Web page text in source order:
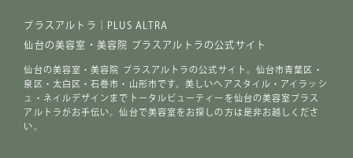
プラスアルトラ｜PLUS ALTRA
仙台の美容室・美容院 プラスアルトラの公式サイト
仙台の美容室・美容院 プラスアルトラの公式サイト。仙台市青葉区・
泉区・太白区・石巻市・山形市です。美しいヘアスタイル・アイラッシ
ュ・ネイルデザインまでトータルビューティーを仙台の美容室プラス
アルトラがお手伝い。仙台で美容室をお探しの方は是非お越しくださ
い。